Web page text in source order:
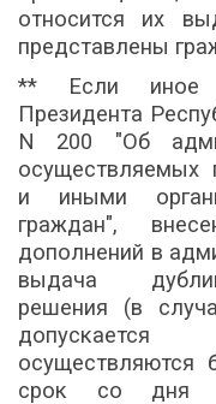
относится их
представлены
** Если иное
Президента
N 200 "Об
осуществляемых
и иными
граждан",
дополнений в
выдача
решения (в
осуществляются
срок со дня